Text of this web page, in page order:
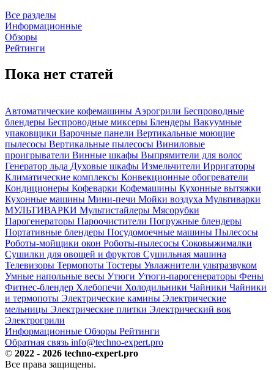
Все разделы
Информационные
Обзоры
Рейтинги
Пока нет статей
Автоматические кофемашины Аэрогрили Беспроводные
блендеры Беспроводные миксеры Блендеры Вакуумные
упаковщики Варочные панели Вертикальные моющие
пылесосы Вертикальные пылесосы Виниловые
проигрыватели Винные шкафы Выпрямители для волос
Генератор льда Духовые шкафы Измельчители Ирригаторы
Климатические комплексы Конвекционные обогреватели
Кондиционеры Кофеварки Кофемашины Кухонные вытяжки
Кухонные машины Мини-печи Мойки воздуха Мультиварки
МУЛЬТИВАРКИ Мультистайлеры Мясорубки
Парогенераторы Пароочистители Погружные блендеры
Портативные блендеры Посудомоечные машины Пылесосы
Роботы-мойщики окон Роботы-пылесосы Соковыжималки
Сушилки для овощей и фруктов Сушильная машина
Телевизоры Термопоты Тостеры Увлажнители ультразвуком
Умные напольные весы Утюги Утюги-парогенераторы Фены
Фитнес-блендер Хлебопечи Холодильники Чайники Чайники
и термопоты Электрические камины Электрические
мельницы Электрические плитки Электрический вок
Электрогрили
Информационные Обзоры Рейтинги
Обратная связь info@techno-expert.pro
© 2022 - 2026 techno-expert.pro
Все права защищены.